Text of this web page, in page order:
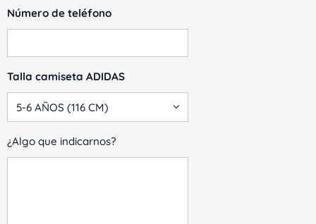
Número de teléfono
Talla camiseta ADIDAS
¿Algo que indicarnos?